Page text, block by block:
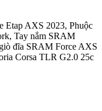
Etap AXS 2023, Phuộc
Tay nắm SRAM
đĩa SRAM Force AXS
Corsa TLR G2.0 25c